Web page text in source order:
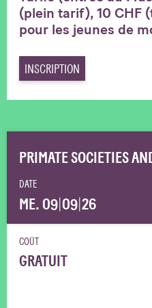
(plein tarif), 10 CHF
pour les jeunes de
INSCRIPTION
PRIMATE SOCIETIES
DATE
ME. 09|09|26
COÛT
GRATUIT